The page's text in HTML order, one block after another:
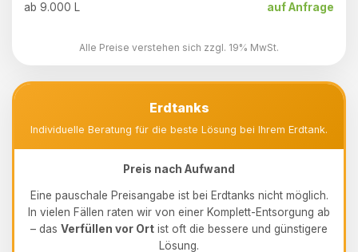
ab 9.000 L auf Anfrage
Alle Preise verstehen sich zzgl. 19% MwSt.
Erdtanks
Individuelle Beratung für die beste Lösung bei Ihrem Erdtank.
Preis nach Aufwand
Eine pauschale Preisangabe ist bei Erdtanks nicht möglich.
In vielen Fällen raten wir von einer Komplett-Entsorgung ab
– das Verfüllen vor Ort ist oft die bessere und günstigere
Lösung.